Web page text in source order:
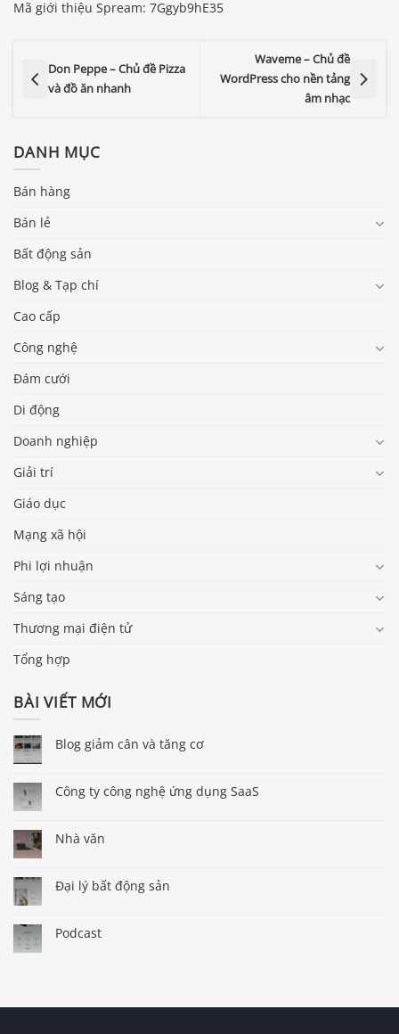
Mã giới thiệu Spream: 7Ggyb9hE35
Don Peppe – Chủ đề Pizza
và đồ ăn nhanh
Waveme – Chủ đề
WordPress cho nền tảng
âm nhạc
DANH MỤC
Bán hàng
Bán lẻ
Bất động sản
Blog & Tạp chí
Cao cấp
Công nghệ
Đám cưới
Di động
Doanh nghiệp
Giải trí
Giáo dục
Mạng xã hội
Phi lợi nhuận
Sáng tạo
Thương mại điện tử
Tổng hợp
BÀI VIẾT MỚI
Blog giảm cân và tăng cơ
Công ty công nghệ ứng dụng SaaS
Nhà văn
Đại lý bất động sản
Podcast